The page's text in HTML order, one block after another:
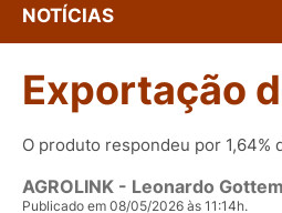
Conversor Colunistas
NOTÍCIAS
Exportação
O produto respondeu por
AGROLINK - Leonardo
Publicado em 08/05/2026 às 11:14h.